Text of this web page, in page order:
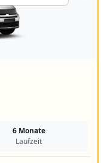
6 Monate
Laufzeit